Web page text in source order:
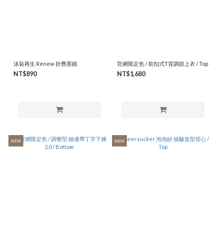
泳裝再生 Renew 折疊墨鏡
NT$890
官網限定色 / 前扣式T背調節上衣 / Top
NT$1,680
NEW NEW